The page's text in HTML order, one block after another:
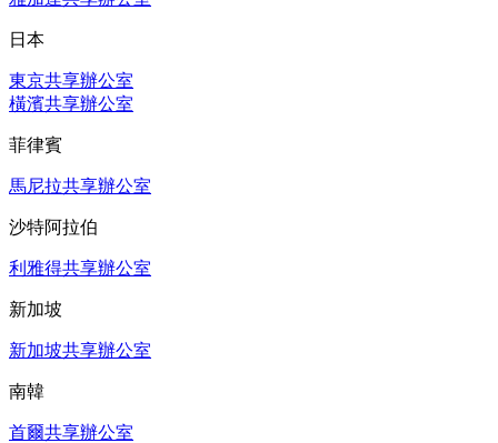
日本
東京共享辦公室
橫濱共享辦公室
菲律賓
馬尼拉共享辦公室
沙特阿拉伯
利雅得共享辦公室
新加坡
新加坡共享辦公室
南韓
首爾共享辦公室